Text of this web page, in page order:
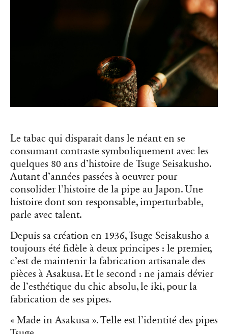
Le tabac qui disparait dans le néant en se
consumant contraste symboliquement avec les
quelques 80 ans d’histoire de Tsuge Seisakusho.
Autant d’années passées à oeuvrer pour
consolider l’histoire de la pipe au Japon. Une
histoire dont son responsable, imperturbable,
parle avec talent.
Depuis sa création en 1936, Tsuge Seisakusho a
toujours été fidèle à deux principes : le premier,
c’est de maintenir la fabrication artisanale des
pièces à Asakusa. Et le second : ne jamais dévier
de l’esthétique du chic absolu, le iki, pour la
fabrication de ses pipes.
« Made in Asakusa ». Telle est l’identité des pipes